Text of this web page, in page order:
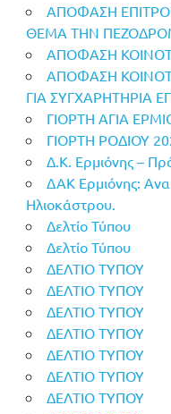
ΑΠΟΦΑΣΗ
ΘΕΜΑ ΤΗΝ
ΑΠΟΦΑΣΗ
ΑΠΟΦΑΣΗ
ΓΙΑ ΣΥΓΧΑΡΗΤΗΡΙΑ
ΓΙΟΡΤΗ ΑΓΙΑ
ΓΙΟΡΤΗ ΡΟΔΙΟΥ
Δ.Κ. Ερμιόνης –
ΔΑΚ Ερμιόνης:
Ηλιοκάστρου.
Δελτίο Τύπου
Δελτίο Τύπου
ΔΕΛΤΙΟ ΤΥΠΟΥ
ΔΕΛΤΙΟ ΤΥΠΟΥ
ΔΕΛΤΙΟ ΤΥΠΟΥ
ΔΕΛΤΙΟ ΤΥΠΟΥ
ΔΕΛΤΙΟ ΤΥΠΟΥ
ΔΕΛΤΙΟ ΤΥΠΟΥ
ΔΕΛΤΙΟ ΤΥΠΟΥ